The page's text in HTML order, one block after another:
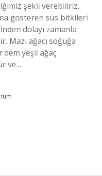
şekli verebiliriz.
gösteren süs bitkileri
dolayı zamanla
Mazı ağacı soğuğa
dem yeşil ağaç
ve…